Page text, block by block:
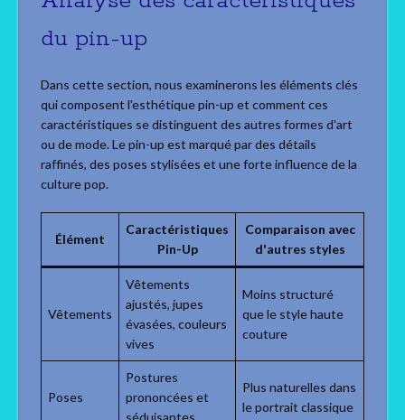
du pin-up
Dans cette section, nous examinerons les éléments clés
qui composent l'esthétique pin-up et comment ces
caractéristiques se distinguent des autres formes d'art
ou de mode. Le pin-up est marqué par des détails
raffinés, des poses stylisées et une forte influence de la
culture pop.
Élément
Caractéristiques
Pin-Up
Comparaison avec
d'autres styles
Vêtements
Vêtements
ajustés, jupes
évasées, couleurs
vives
Moins structuré
que le style haute
couture
Poses
Postures
prononcées et
séduisantes
Plus naturelles dans
le portrait classique